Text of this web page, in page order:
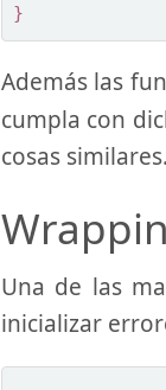
}
Además las
cumpla con
cosas
Una de las
inicializar